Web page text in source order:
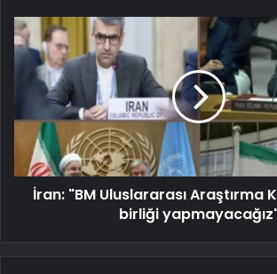
İran: "BM Uluslararası Araştırma
birliği